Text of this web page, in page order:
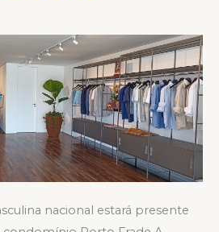
nacional estará presente